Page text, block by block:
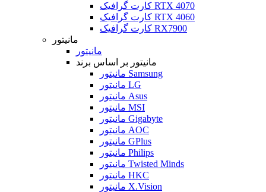
کارت گرافیک RTX 4070
کارت گرافیک RTX 4060
کارت گرافیک RX7900
مانیتور
مانیتور
مانیتور بر اساس برند
مانیتور Samsung
مانیتور LG
مانیتور Asus
مانیتور MSI
مانیتور Gigabyte
مانیتور AOC
مانیتور GPlus
مانیتور Philips
مانیتور Twisted Minds
مانیتور HKC
مانیتور X.Vision